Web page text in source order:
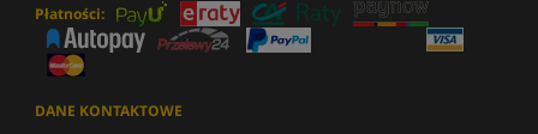
Płatności:
DANE KONTAKTOWE